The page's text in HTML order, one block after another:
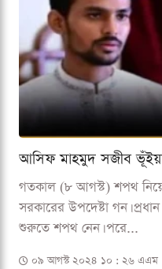
আসিফ মাহমুদ সজীব
গতকাল (৮ আগস্ট) শপথ
সরকারের উপদেষ্টা গন।
শুরুতে শপথ নেন। পরে...
০৯ আগস্ট ২০২৪ ১০ : ২৬ এএম